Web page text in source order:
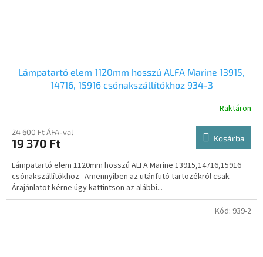
Lámpatartó elem 1120mm hosszú ALFA Marine 13915,
14716, 15916 csónakszállítókhoz 934-3
Raktáron
24 600 Ft ÁFA-val
19 370 Ft Kosárba
Lámpatartó elem 1120mm hosszú ALFA Marine 13915,14716,15916
csónakszállítókhoz Amennyiben az utánfutó tartozékról csak
Árajánlatot kérne úgy kattintson az alábbi...
Kód: 939-2